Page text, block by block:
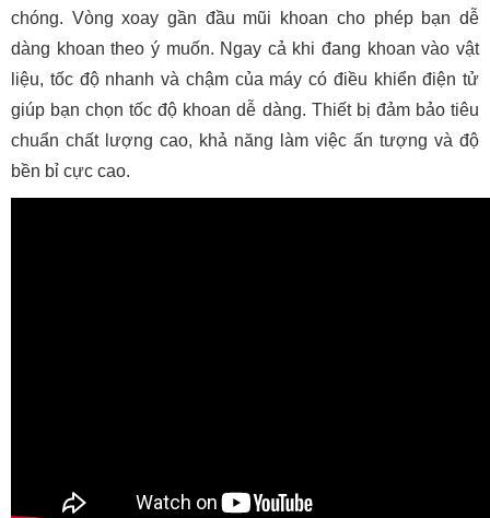
chóng. Vòng xoay gần đầu mũi khoan cho phép bạn dễ
dàng khoan theo ý muốn. Ngay cả khi đang khoan vào vật
liệu, tốc độ nhanh và chậm của máy có điều khiển điện tử
giúp bạn chọn tốc độ khoan dễ dàng. Thiết bị đảm bảo tiêu
chuẩn chất lượng cao, khả năng làm việc ấn tượng và độ
bền bỉ cực cao.